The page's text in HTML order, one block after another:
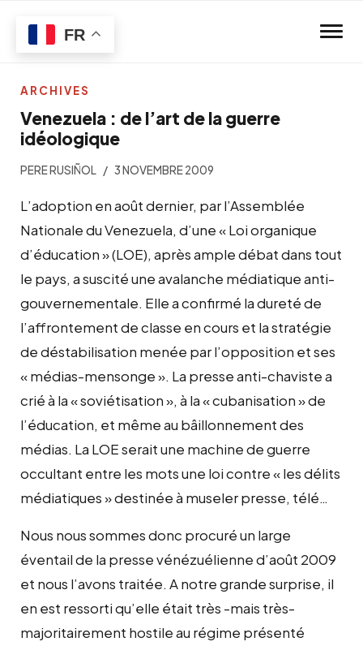
Venezuela : de l’art de la guerre
idéologique
PERE RUSIÑOL 3 NOVEMBRE 2009
L’adoption en août dernier, par l’Assemblée
Nationale du Venezuela, d’une « Loi organique
d’éducation » (LOE), après ample débat dans tout
le pays, a suscité une avalanche médiatique anti-
gouvernementale. Elle a confirmé la dureté de
l’affrontement de classe en cours et la stratégie
de déstabilisation menée par l’opposition et ses
« médias-mensonge ». La presse anti-chaviste a
crié à la « soviétisation », à la « cubanisation » de
l’éducation, et même au bâillonnement des
médias. La LOE serait une machine de guerre
occultant entre les mots une loi contre « les délits
médiatiques » destinée à museler presse, télé…
Nous nous sommes donc procuré un large
éventail de la presse vénézuélienne d’août 2009
et nous l’avons traitée. A notre grande surprise, il
en est ressorti qu’elle était très -mais très-
majoritairement hostile au régime présenté
ARCHIVES
FR